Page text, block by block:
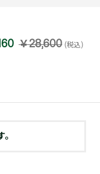
￥28,600 (税込)